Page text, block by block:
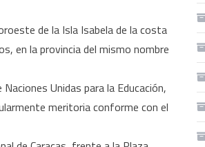
de la Isla Isabela de la costa
en la provincia del mismo nombre
Unidas para la Educación,
meritoria conforme con el